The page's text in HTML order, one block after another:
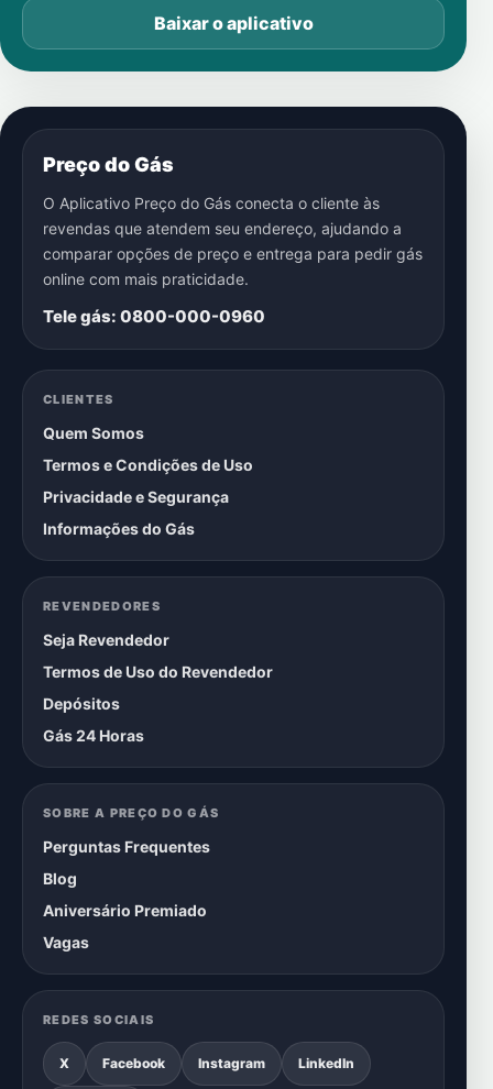
Baixar o aplicativo
Preço do Gás
O Aplicativo Preço do Gás conecta o cliente às
revendas que atendem seu endereço, ajudando a
comparar opções de preço e entrega para pedir gás
online com mais praticidade.
Tele gás: 0800-000-0960
CLIENTES
Quem Somos
Termos e Condições de Uso
Privacidade e Segurança
Informações do Gás
REVENDEDORES
Seja Revendedor
Termos de Uso do Revendedor
Depósitos
Gás 24 Horas
SOBRE A PREÇO DO GÁS
Perguntas Frequentes
Blog
Aniversário Premiado
Vagas
REDES SOCIAIS
X Facebook Instagram LinkedIn